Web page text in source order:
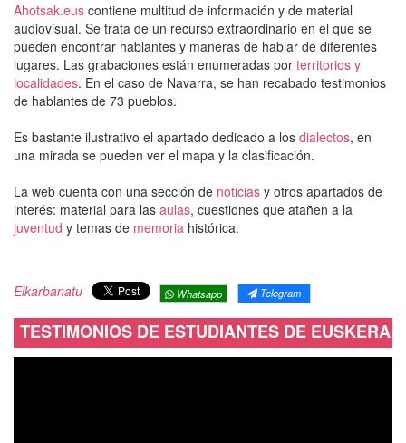
Ahotsak.eus contiene multitud de información y de material
audiovisual. Se trata de un recurso extraordinario en el que se
pueden encontrar hablantes y maneras de hablar de diferentes
lugares. Las grabaciones están enumeradas por territorios y
localidades. En el caso de Navarra, se han recabado testimonios
de hablantes de 73 pueblos.
Es bastante ilustrativo el apartado dedicado a los dialectos, en
una mirada se pueden ver el mapa y la clasificación.
La web cuenta con una sección de noticias y otros apartados de
interés: material para las aulas, cuestiones que atañen a la
juventud y temas de memoria histórica.
Elkarbanatu Whatsapp Telegram
TESTIMONIOS DE ESTUDIANTES DE EUSKERA